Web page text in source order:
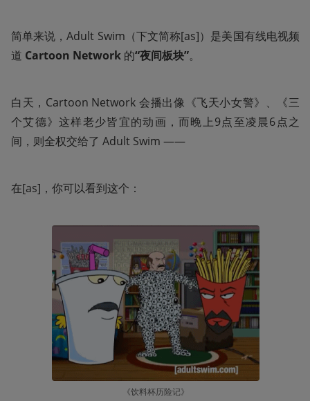
简单来说，Adult Swim（下文简称[as]）是美国有线电视频
道 Cartoon Network 的“夜间板块”。
白天，Cartoon Network 会播出像《飞天小女警》、《三
个艾德》这样老少皆宜的动画，而晚上9点至凌晨6点之
间，则全权交给了 Adult Swim ——
在[as]，你可以看到这个：
《饮料杯历险记》